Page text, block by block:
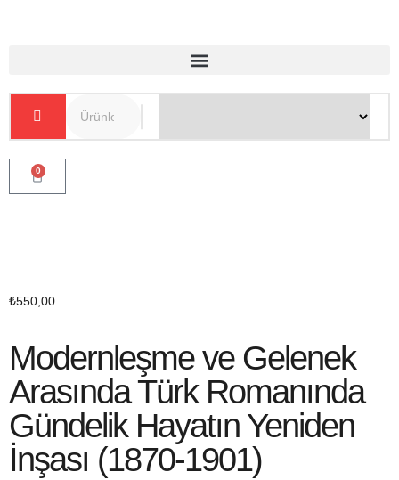
0
₺550,00
Modernleşme ve Gelenek
Arasında Türk Romanında
Gündelik Hayatın Yeniden
İnşası (1870-1901)